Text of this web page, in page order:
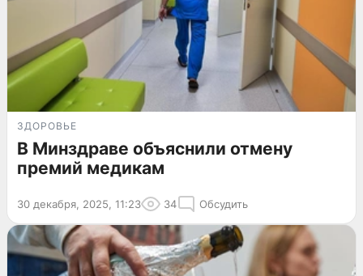
ЗДОРОВЬЕ
В Минздраве объяснили отмену
премий медикам
30 декабря, 2025, 11:23 34 Обсудить